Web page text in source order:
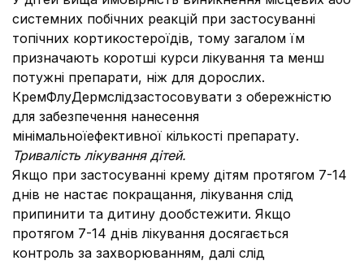
системних побічних реакцій при застосуванні
топічних кортикостероїдів, тому загалом їм
призначають коротші курси лікування та менш
потужні препарати, ніж для дорослих.
КремФлуДермслідзастосовувати з обережністю
для забезпечення нанесення
мінімальноїефективної кількості препарату.
Тривалість лікування дітей.
Якщо при застосуванні крему дітям протягом 7-14
днів не настає покращання, лікування слід
припинити та дитину дообстежити. Якщо
протягом 7-14 днів лікування досягається
контроль за захворюванням, далі слід